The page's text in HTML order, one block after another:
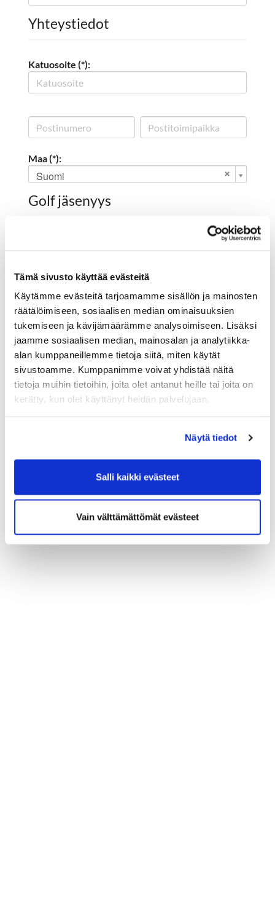
Tämä sivusto käyttää evästeitä
Käytämme evästeitä tarjoamamme sisällön ja mainosten
räätälöimiseen, sosiaalisen median ominaisuuksien
tukemiseen ja kävijämäärämme analysoimiseen. Lisäksi
jaamme sosiaalisen median, mainosalan ja analytiikka-
alan kumppaneillemme tietoja siitä, miten käytät
sivustoamme. Kumppanimme voivat yhdistää näitä
tietoja muihin tietoihin, joita olet antanut heille tai joita on
kerätty, kun olet käyttänyt heidän palvelujaan.
Näytä tiedot
Salli kaikki evästeet
Vain välttämättömät evästeet
Yhteystiedot
Katuosoite (*):
Maa (*):
Suomi
Golf jäsenyys
Jäsennumero:
Rekisteröidy
Haluan tilata Hartola Golf uutiskirjeen
Olen lukenut tietosuojaselosteen ja hyväksyn
henkilötietojeni käsittelyn (*)